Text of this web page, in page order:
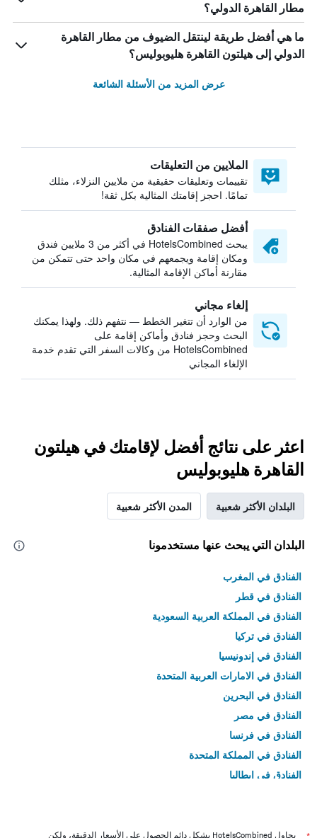
مطار القاهرة الدولي؟
ما هي أفضل طريقة لينتقل الضيوف من مطار القاهرة
الدولي إلى هيلتون القاهرة هليوبوليس؟
عرض المزيد من الأسئلة الشائعة
الملايين من التعليقات
تقييمات وتعليقات حقيقية من ملايين النزلاء، مثلك
تمامًا. احجز إقامتك المثالية بكل ثقة!
أفضل صفقات الفنادق
يبحث HotelsCombined في أكثر من 3 ملايين فندق
ومكان إقامة ويجمعهم في مكان واحد حتى تتمكن من
مقارنة أماكن الإقامة المثالية.
إلغاء مجاني
من الوارد أن تتغير الخطط — نتفهم ذلك. ولهذا يمكنك
البحث وحجز فنادق وأماكن إقامة على
HotelsCombined من وكالات السفر التي تقدم خدمة
الإلغاء المجاني
اعثر على نتائج أفضل لإقامتك في هيلتون
القاهرة هليوبوليس
البلدان الأكثر شعبية المدن الأكثر شعبية
البلدان التي يبحث عنها مستخدمونا
الفنادق في المغرب
الفنادق في قطر
الفنادق في المملكة العربية السعودية
الفنادق في تركيا
الفنادق في إندونيسيا
الفنادق في الامارات العربية المتحدة
الفنادق في البحرين
الفنادق في مصر
الفنادق في فرنسا
الفنادق في المملكة المتحدة
الفنادق في إيطاليا
يحاول HotelsCombined بشكل دائم الحصول على الأسعار الدقيقة، ولكن